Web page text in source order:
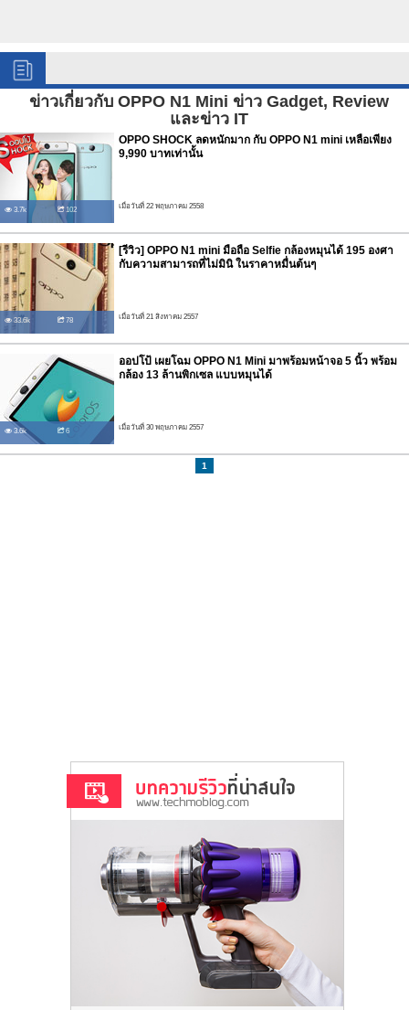
ข่าวเกี่ยวกับ OPPO N1 Mini ข่าว Gadget, Review
และข่าว IT
3.7k 102
OPPO SHOCK ลดหนักมาก กับ OPPO N1 mini เหลือเพียง
9,990 บาทเท่านั้น
เมื่อวันที่ 22 พฤษภาคม 2558
33.6k 78
[รีวิว] OPPO N1 mini มือถือ Selfie กล้องหมุนได้ 195 องศา
กับความสามารถที่ไม่มินิ ในราคาหมื่นต้นๆ
เมื่อวันที่ 21 สิงหาคม 2557
3.6k 6
ออปโป้ เผยโฉม OPPO N1 Mini มาพร้อมหน้าจอ 5 นิ้ว พร้อม
กล้อง 13 ล้านพิกเซล แบบหมุนได้
เมื่อวันที่ 30 พฤษภาคม 2557
1